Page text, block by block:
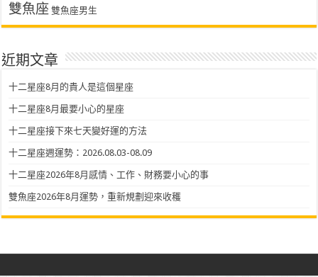
雙魚座 雙魚座男生
近期文章
十二星座8月的貴人是這個星座
十二星座8月最要小心的星座
十二星座接下來七天變好運的方法
十二星座週運勢：2026.08.03-08.09
十二星座2026年8月感情、工作、財務要小心的事
雙魚座2026年8月運勢，重新規劃迎來收穫